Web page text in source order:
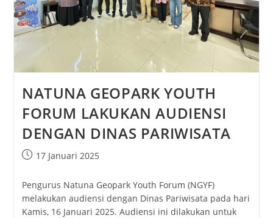
NATUNA GEOPARK YOUTH
FORUM LAKUKAN AUDIENSI
DENGAN DINAS PARIWISATA
17 Januari 2025
Pengurus Natuna Geopark Youth Forum (NGYF)
melakukan audiensi dengan Dinas Pariwisata pada hari
Kamis, 16 Januari 2025. Audiensi ini dilakukan untuk